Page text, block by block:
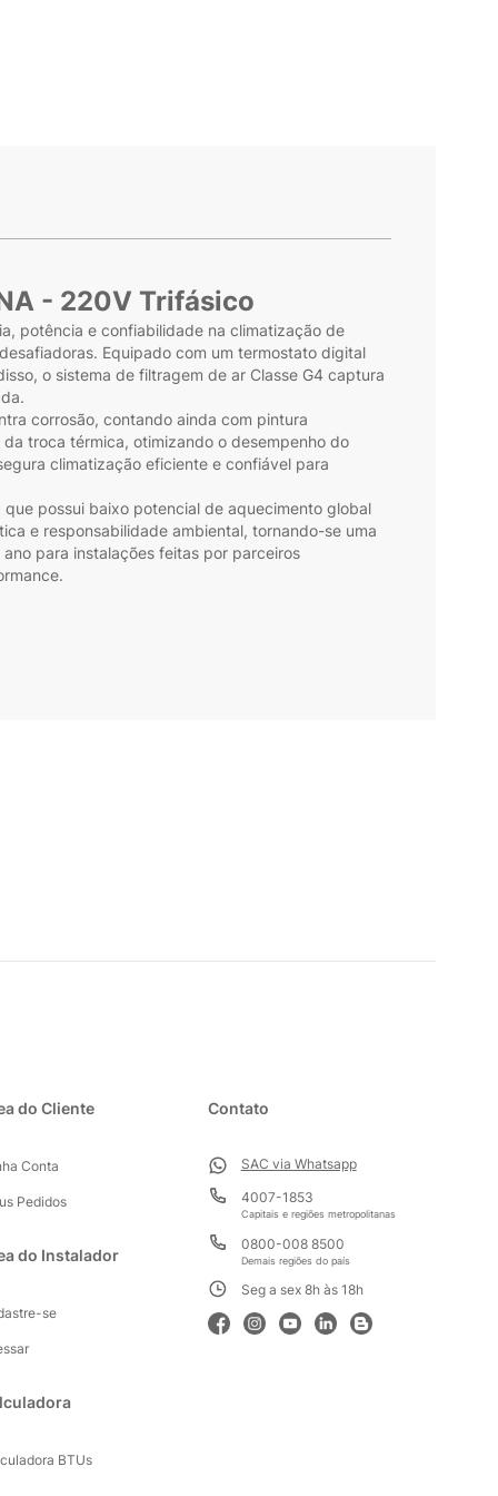
- 220V Trifásico
potência e confiabilidade na climatização de
Equipado com um termostato digital
o sistema de filtragem de ar Classe G4 captura
corrosão, contando ainda com pintura
troca térmica, otimizando o desempenho do
climatização eficiente e confiável para
que possui baixo potencial de aquecimento global
e responsabilidade ambiental, tornando-se uma
para instalações feitas por parceiros
do Cliente
Conta
Pedidos
do Instalador
se
BTUs
Contato
SAC via Whatsapp
4007-1853
Capitais e regiões metropolitanas
0800-008 8500
Demais regiões do país
Seg a sex 8h às 18h